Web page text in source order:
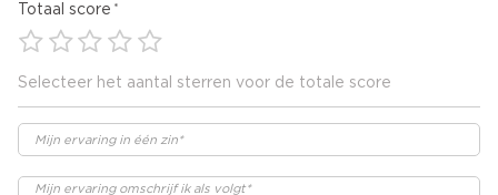
Totaal score
Selecteer het aantal sterren voor de totale score